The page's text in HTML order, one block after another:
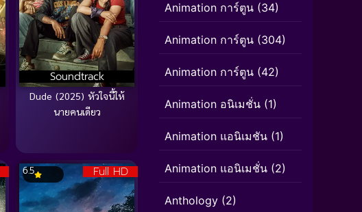
Soundtrack
Dude (2025) หัวใจนี้ให้
นายคนเดียว
Full HD
6.5
Animation การ์ตูน (34)
Animation การ์ตูน (304)
Animation การ์ตูน (42)
Animation อนิเมชั่น (1)
Animation แอนิเมชัน (1)
Animation แอนิเมชั่น (2)
Anthology (2)